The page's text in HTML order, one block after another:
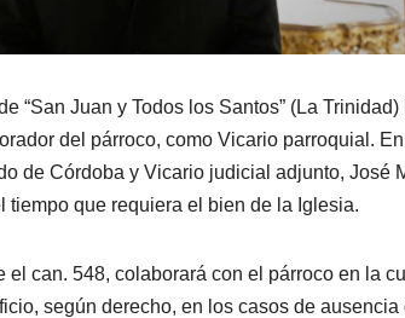
“San Juan y Todos los Santos” (La
del párroco, como Vicario parroquial.
de Córdoba y Vicario judicial adjunto, José
que requiera el bien de la Iglesia.
can. 548, colaborará con el párroco en la
según derecho, en los casos de